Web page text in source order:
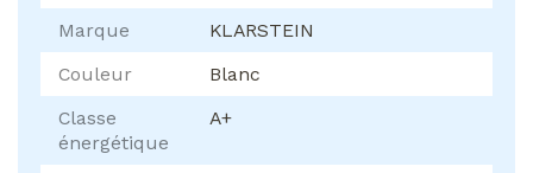
Marque
KLARSTEIN
Couleur
Blanc
Classe
énergétique
A+